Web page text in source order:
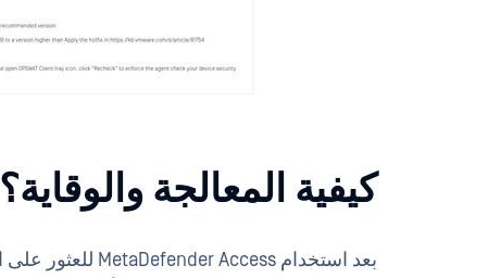
كيفية المعالجة والوقاية؟
بعد استخدام MetaDefender Access للعثور على الأجهزة المعرضة للخطر، يمكن تطبيق